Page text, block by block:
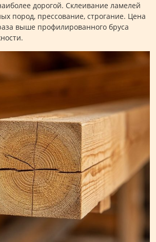
дорогой. Склеивание ламелей
пород, прессование, строгание. Цена
выше профилированного бруса